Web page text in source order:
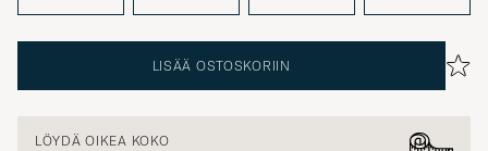
LISÄÄ OSTOSKORIIN
LÖYDÄ OIKEA KOKO